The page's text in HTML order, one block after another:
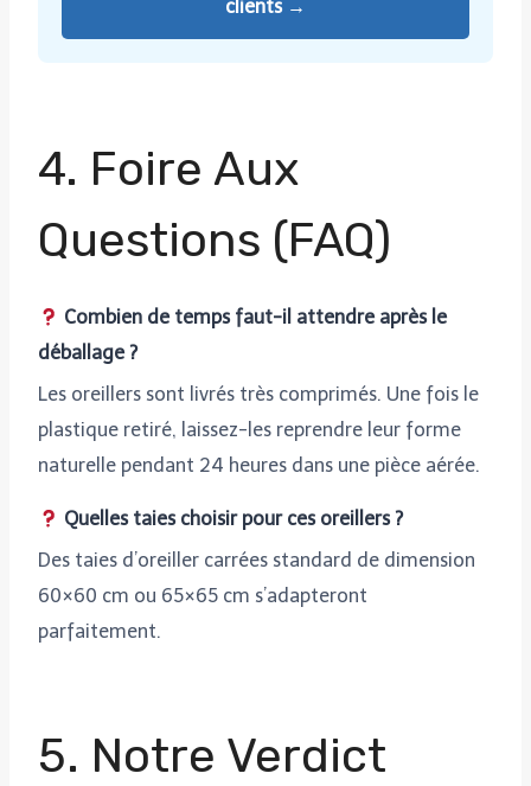
clients →
4. Foire Aux
Questions (FAQ)
Combien de temps faut-il attendre après le
déballage ?
Les oreillers sont livrés très comprimés. Une fois le
plastique retiré, laissez-les reprendre leur forme
naturelle pendant 24 heures dans une pièce aérée.
Quelles taies choisir pour ces oreillers ?
Des taies d’oreiller carrées standard de dimension
60×60 cm ou 65×65 cm s’adapteront
parfaitement.
5. Notre Verdict